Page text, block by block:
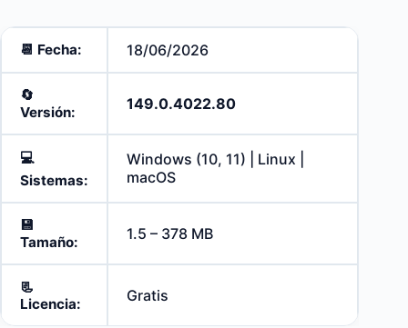
📆 Fecha: 18/06/2026
🔄️
Versión:
149.0.4022.80
💻
Sistemas:
Windows (10, 11) | Linux |
macOS
💾
Tamaño:
1.5 – 378 MB
📃
Licencia:
Gratis